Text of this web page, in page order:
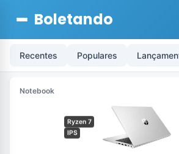
Boletando
Recentes Populares
Notebook
Ryzen 7
IPS